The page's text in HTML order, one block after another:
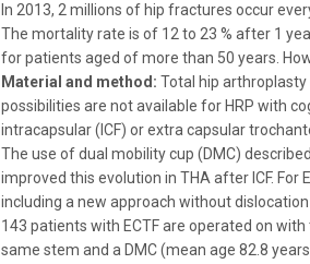
In 2013, 2 millions of hip fractures occur
The mortality rate is of 12 to 23 % after 1
for patients aged of more than 50 years.
Material and method: Total hip
possibilities are not available for HRP with
intracapsular (ICF) or extra capsular
The use of dual mobility cup (DMC)
improved this evolution in THA after ICF.
including a new approach without
143 patients with ECTF are operated on
same stem and a DMC (mean age 82.8